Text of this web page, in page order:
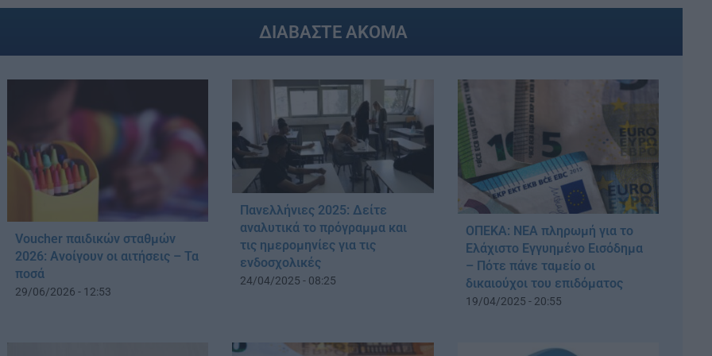
ΔΙΑΒΑΣΤΕ ΑΚΟΜΑ
Voucher παιδικών σταθμών
2026: Ανοίγουν οι αιτήσεις – Τα
ποσά
29/06/2026 - 12:53
Πανελλήνιες 2025: Δείτε
αναλυτικά το πρόγραμμα και
τις ημερομηνίες για τις
ενδοσχολικές
24/04/2025 - 08:25
ΟΠΕΚΑ: ΝΕΑ πληρωμή για το
Ελάχιστο Εγγυημένο Εισόδημα
– Πότε πάνε ταμείο οι
δικαιούχοι του επιδόματος
19/04/2025 - 20:55